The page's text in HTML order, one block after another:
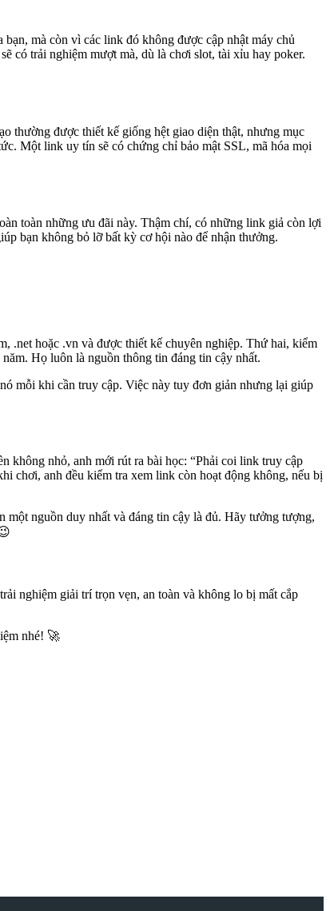
mà còn vì các link đó không được cập nhật máy chủ
có trải nghiệm mượt mà, dù là chơi slot, tài xỉu hay poker.
thường được thiết kế giống hệt giao diện thật, nhưng mục
Một link uy tín sẽ có chứng chỉ bảo mật SSL, mã hóa mọi
toàn những ưu đãi này. Thậm chí, có những link giả còn lợi
bạn không bỏ lỡ bất kỳ cơ hội nào để nhận thưởng.
.net hoặc .vn và được thiết kế chuyên nghiệp. Thứ hai, kiểm
Họ luôn là nguồn thông tin đáng tin cậy nhất.
mỗi khi cần truy cập. Việc này tuy đơn giản nhưng lại giúp
không nhỏ, anh mới rút ra bài học: “Phải coi link truy cập
chơi, anh đều kiểm tra xem link còn hoạt động không, nếu bị
một nguồn duy nhất và đáng tin cậy là đủ. Hãy tưởng tượng,
nghiệm giải trí trọn vẹn, an toàn và không lo bị mất cắp
nhé! 🚀